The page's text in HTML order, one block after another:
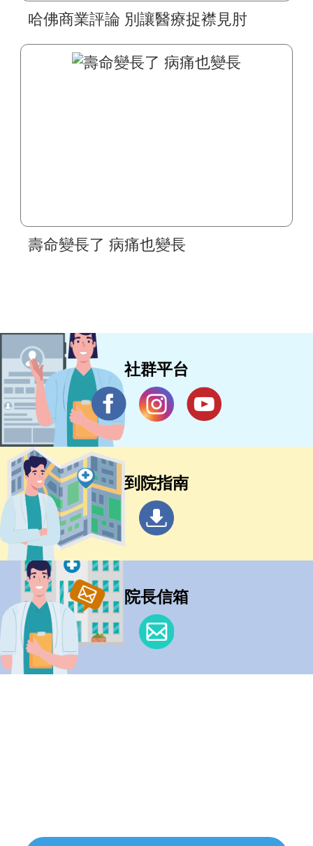
哈佛商業評論 別讓醫療捉襟見肘
壽命變長了 病痛也變長
社群平台
到院指南
院長信箱